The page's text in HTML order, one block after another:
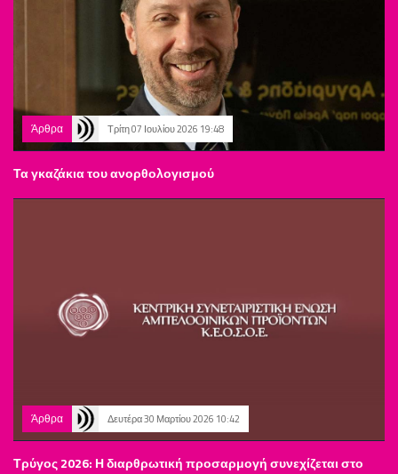
Άρθρα Τρίτη 07 Ιουλίου 2026 19:48
Τα γκαζάκια του ανορθολογισμού
Άρθρα Δευτέρα 30 Μαρτίου 2026 10:42
Τρύγος 2026: Η διαρθρωτική προσαρμογή συνεχίζεται στο